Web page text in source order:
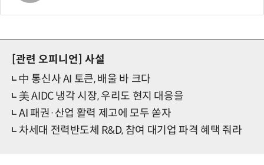
[관련 오피니언] 사설
中 통신사 AI 토큰, 배울 바 크다
美 AIDC 냉각 시장, 우리도 현지 대응을
AI 패권·산업 활력 제고에 모두 쏟자
차세대 전력반도체 R&D, 참여 대기업 파격 혜택 줘라